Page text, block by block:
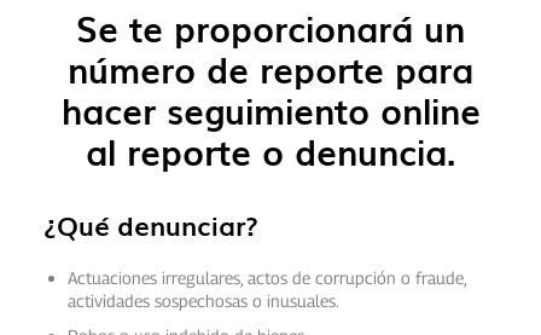
Se te proporcionará un
número de reporte para
hacer seguimiento online
al reporte o denuncia.
¿Qué denunciar?
Actuaciones irregulares, actos de corrupción o fraude,
actividades sospechosas o inusuales.